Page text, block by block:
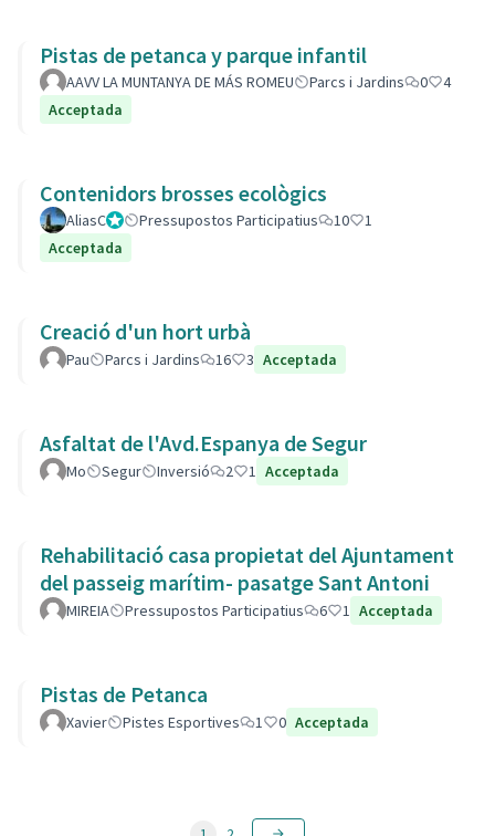
Pistas de petanca y parque infantil
AAVV LA MUNTANYA DE MÁS ROMEU Parcs i Jardins 0
4
Acceptada
Contenidors brosses ecològics
AliasCGestorPressupostos Participatius 10
1
Acceptada
Creació d'un hort urbà
Pau Parcs i Jardins 16 3 Acceptada
Asfaltat de l'Avd.Espanya de Segur
Mo Segur Inversió 2 1 Acceptada
Rehabilitació casa propietat del Ajuntament
del passeig marítim- pasatge Sant Antoni
MIREIA Pressupostos Participatius 6 1 Acceptada
Pistas de Petanca
Xavier Pistes Esportives 1 0 Acceptada